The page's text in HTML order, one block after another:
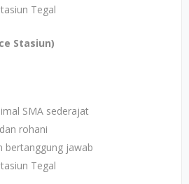
Tegal
Stasiun)
SMA sederajat
rohani
bertanggung jawab
Tegal